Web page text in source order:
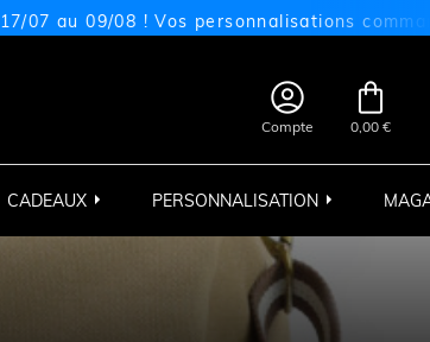
au 09/08 ! Vos personnalisations

Compte

0,00 €
CADEAUX PERSONNALISATION